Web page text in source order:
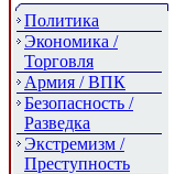
Политика
Экономика /
Торговля
Армия / ВПК
Безопасность /
Разведка
Экстремизм /
Преступность